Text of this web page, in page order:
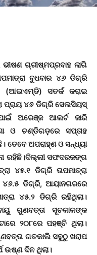
ଗ୍ରୀଷ୍ମପ୍ରବାହ ଲାଗି
ବୁଧବାର ୪୬ ଡିଗ୍ରି
(ଆଇଏମ୍‌ଡି) ସତର୍କ କରାଇ
ପ୍ରାୟ ୪୬ ଡିଗ୍ରି ସେଲସିୟସ୍
ଅରେଞ୍ଜ ଆଲର୍ଟ ଜାରି
ଓ ଚଣ୍ଡିଗଡ଼ରେ ସପ୍ତାହ
ତେବେ ଅପରାହ୍ଣ ଓ ସନ୍ଧ୍ୟା
ରହିଛି।ଦିଲ୍ଲୀ ସଫଦରଜଙ୍ଗ
୪୫.୧ ଡିଗ୍ରି ତାପମାତ୍ରା
୪୬.୫ ଡିଗ୍ରି, ଆୟାନଗରରେ
୪୫.୨ ଡିଗ୍ରି ରହିଥିଲା।
ଗୁଣବତ୍ତା ସୂଚକାକଙ୍କ
୨୦୮ରେ ପହଞ୍ଚି ଥିଲା।
ଗତକାଲି ସବୁଠୁ ଖରାପ
ଉଷ୍ଣ ଦିନ ଥିଲା।